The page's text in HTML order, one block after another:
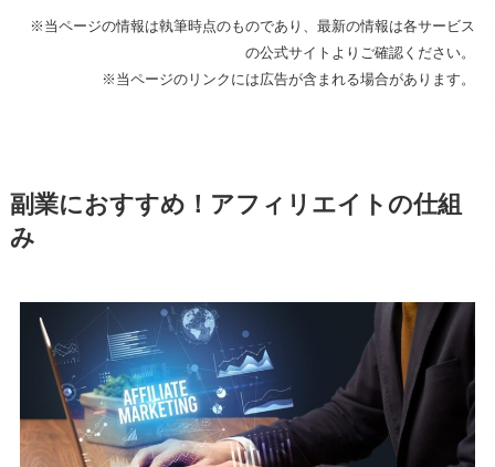
※当ページの情報は執筆時点のものであり、最新の情報は各サービス
の公式サイトよりご確認ください。
※当ページのリンクには広告が含まれる場合があります。
副業におすすめ！アフィリエイトの仕組
み